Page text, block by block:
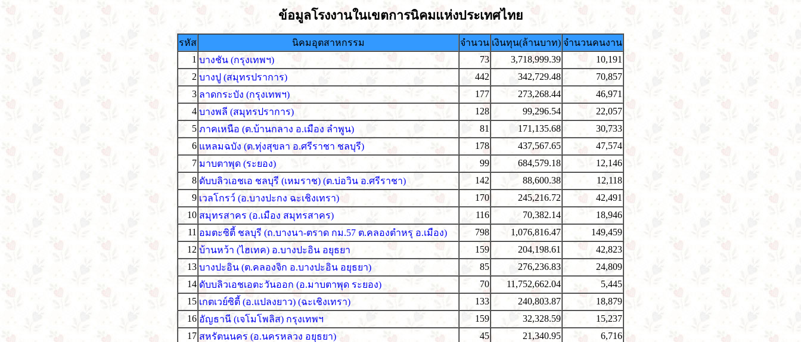
ข้อมูลโรงงานในเขตการนิคมแห่งประเทศไทย
รหัส นิคมอุตสาหกรรม จำนวน เงินทุน(ล้านบาท) จำนวนคนงาน
1 บางชัน (กรุงเทพฯ) 73 3,718,999.39
10,191
2 บางปู (สมุทรปราการ) 442 342,729.48
70,857
3 ลาดกระบัง (กรุงเทพฯ) 177 273,268.44
46,971
4 บางพลี (สมุทรปราการ) 128 99,296.54
22,057
5 ภาคเหนือ (ต.บ้านกลาง อ.เมือง ลำพูน) 81 171,135.68
30,733
6 แหลมฉบัง (ต.ทุ่งสุขลา อ.ศรีราชา ชลบุรี) 178 437,567.65
47,574
7 มาบตาพุด (ระยอง) 99 684,579.18
12,146
8 ดับบลิวเอชเอ ชลบุรี (เหมราช) (ต.บ่อวิน อ.ศรีราชา) 142 88,600.38
12,118
9 เวลโกรว์ (อ.บางปะกง ฉะเชิงเทรา) 170 245,216.72
42,491
10 สมุทรสาคร (อ.เมือง สมุทรสาคร) 116 70,382.14
18,946
11 อมตะซิตี้ ชลบุรี (ถ.บางนา-ตราด กม.57 ต.คลองตำหรุ อ.เมือง) 798 1,076,816.47
149,459
12 บ้านหว้า (ไฮเทค) อ.บางปะอิน อยุธยา 159 204,198.61
42,823
13 บางปะอิน (ต.คลองจิก อ.บางปะอิน อยุธยา) 85 276,236.83
24,809
14 ดับบลิวเอชเอตะวันออก (อ.มาบตาพุด ระยอง) 70 11,752,662.04
5,445
15 เกตเวย์ซิตี้ (อ.แปลงยาว) (ฉะเชิงเทรา) 133 240,803.87
18,879
16 อัญธานี (เจโมโพลิส) กรุงเทพฯ 159 32,328.59
15,237
17 สหรัตนนคร (อ.นครหลวง อยุธยา) 45 21,340.95
6,716